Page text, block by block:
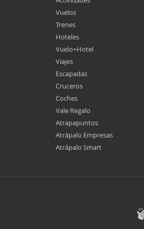
Vuelos
Trenes
Hoteles
Vuelo+Hotel
Viajes
Escapadas
Cruceros
Coches
Vale Regalo
Atrapapuntos
Atrápalo Empresas
Atrápalo Smart